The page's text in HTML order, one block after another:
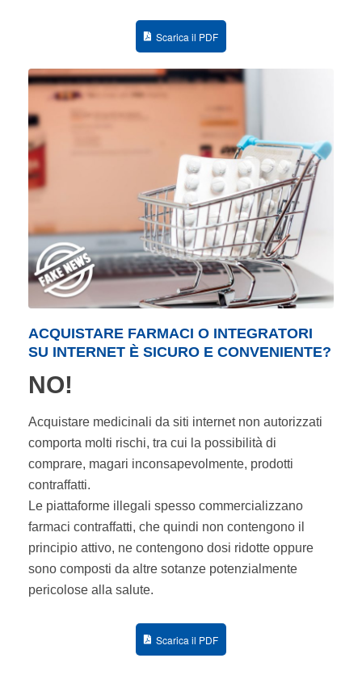
Scarica il PDF
ACQUISTARE FARMACI O INTEGRATORI
SU INTERNET È SICURO E CONVENIENTE?
NO!
Acquistare medicinali da siti internet non autorizzati
comporta molti rischi, tra cui la possibilità di
comprare, magari inconsapevolmente, prodotti
contraffatti.
Le piattaforme illegali spesso commercializzano
farmaci contraffatti, che quindi non contengono il
principio attivo, ne contengono dosi ridotte oppure
sono composti da altre sotanze potenzialmente
pericolose alla salute.
Scarica il PDF